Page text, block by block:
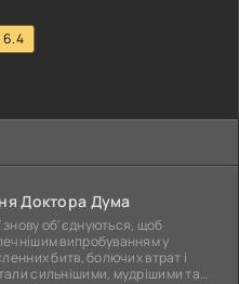
6.4
Доктора Дума
знову об'єднуються, щоб
випробуванням у
битв, болючих втрат і
сильнішими, мудрішими та